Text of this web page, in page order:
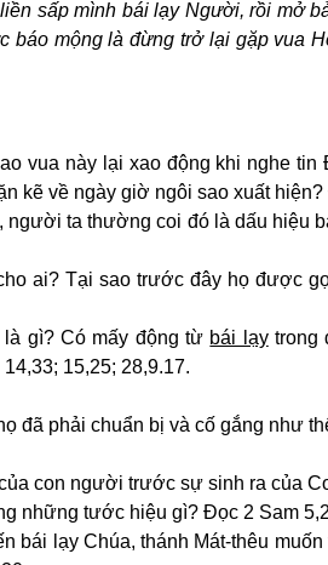
sấp mình bái lạy Người, rồi mở
mộng là đừng trở lại gặp vua
vua này lại xao động khi nghe tin
kẽ về ngày giờ ngôi sao xuất hiện?
ta thường coi đó là dấu hiệu
ai? Tại sao trước đây họ được
gì? Có mấy động từ bái lạytrong
15,25; 28,9.17.
đã phải chuẩn bị và cố gắng như
con người trước sự sinh ra của
những tước hiệu gì? Đọc 2 Sam
bái lạy Chúa, thánh Mát-thêu muốn